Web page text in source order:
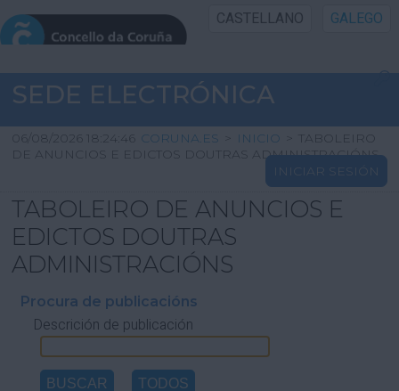
CASTELLANO GALEGO
INICIO SEDE
INICIO
INFORMACIÓN PÚBLICA
CARTAFOL CIDADÁN
UTILIDADES
AXUDA
SEDE ELECTRÓNICA
06/08/2026 18:24:46 CORUNA.ES > INICIO > TABOLEIRO
DE ANUNCIOS E EDICTOS DOUTRAS ADMINISTRACIÓNS
INICIAR SESIÓN
TABOLEIRO DE ANUNCIOS E
EDICTOS DOUTRAS
ADMINISTRACIÓNS
Procura de publicacións
Descrición de publicación